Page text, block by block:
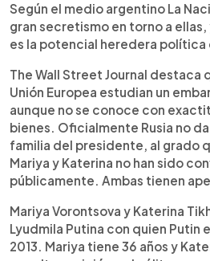
Según el medio argentino La
gran secretismo en torno a
es la potencial heredera política
The Wall Street Journal destaca
Unión Europea estudian un
aunque no se conoce con
bienes. Oficialmente Rusia no
familia del presidente, al grado
Mariya y Katerina no han sido
públicamente. Ambas tienen
Mariya Vorontsova y Katerina
Lyudmila Putina con quien Putin
2013. Mariya tiene 36 años y